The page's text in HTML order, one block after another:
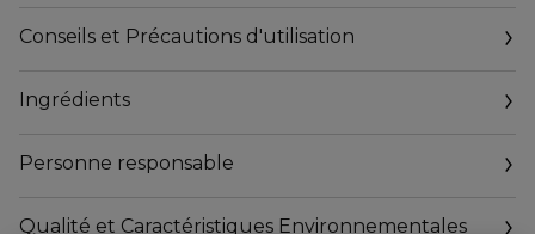
Le partenaire pour des traits lissés
Il paraît revitalisé et visiblement sublimé.
Nouveau [GlowRevealComplex]*
Retrouvez toute l'expertise SKIN.SYSTÈME** dans le
Une synergie d'ingrédients révélateurs d'éclat au service de
Conseils et Précautions d'utilisation
Ingrédients
Personne responsable
Qualité et Caractéristiques Environnementales